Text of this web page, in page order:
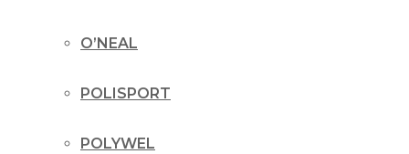
O’NEAL
POLISPORT
POLYWEL